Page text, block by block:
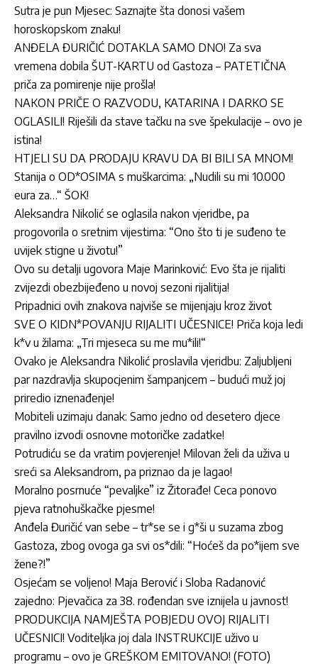
Sutra je pun Mjesec: Saznajte šta donosi vašem
horoskopskom znaku!
ANĐELA ĐURIČIĆ DOTAKLA SAMO DNO! Za sva
vremena dobila ŠUT-KARTU od Gastoza – PATETIČNA
priča za pomirenje nije prošla!
NAKON PRIČE O RAZVODU, KATARINA I DARKO SE
OGLASILI! Riješili da stave tačku na sve špekulacije – ovo je
istina!
HTJELI SU DA PRODAJU KRAVU DA BI BILI SA MNOM!
Stanija o OD*OSIMA s muškarcima: „Nudili su mi 10.000
eura za…“ ŠOK!
Aleksandra Nikolić se oglasila nakon vjeridbe, pa
progovorila o sretnim vijestima: “Ono što ti je suđeno te
uvijek stigne u životu!”
Ovo su detalji ugovora Maje Marinković: Evo šta je rijaliti
zvijezdi obezbijeđeno u novoj sezoni rijalitija!
Pripadnici ovih znakova najviše se mijenjaju kroz život
SVE O KIDN*POVANJU RIJALITI UČESNICE! Priča koja ledi
k*v u žilama: „Tri mjeseca su me mu*ili!“
Ovako je Aleksandra Nikolić proslavila vjeridbu: Zaljubljeni
par nazdravlja skupocjenim šampanjcem – budući muž joj
priredio iznenađenje!
Mobiteli uzimaju danak: Samo jedno od desetero djece
pravilno izvodi osnovne motoričke zadatke!
Potrudiću se da vratim povjerenje! Milovan želi da uživa u
sreći sa Aleksandrom, pa priznao da je lagao!
Moralno posrnuće “pevaljke” iz Žitorađe! Ceca ponovo
pjeva ratnohuškačke pjesme!
Anđela Đuričić van sebe – tr*se se i g*ši u suzama zbog
Gastoza, zbog ovoga ga svi os*dili: “Hoćeš da po*ijem sve
žene?!”
Osjećam se voljeno! Maja Berović i Sloba Radanović
zajedno: Pjevačica za 38. rođendan sve iznijela u javnost!
PRODUKCIJA NAMJEŠTA POBJEDU OVOJ RIJALITI
UČESNICI! Voditeljka joj dala INSTRUKCIJE uživo u
programu – ovo je GREŠKOM EMITOVANO! (FOTO)